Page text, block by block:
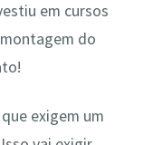
em cursos
do
exigem um